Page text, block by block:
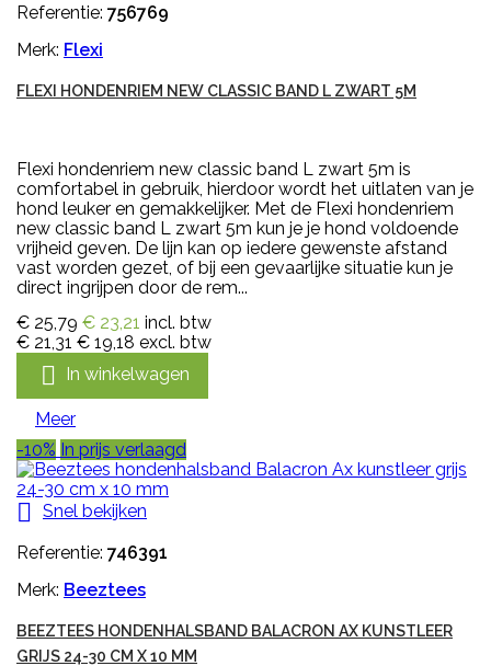
Referentie: 756769
Merk: Flexi
FLEXI HONDENRIEM NEW CLASSIC BAND L ZWART 5M
Flexi hondenriem new classic band L zwart 5m is
comfortabel in gebruik, hierdoor wordt het uitlaten van je
hond leuker en gemakkelijker. Met de Flexi hondenriem
new classic band L zwart 5m kun je je hond voldoende
vrijheid geven. De lijn kan op iedere gewenste afstand
vast worden gezet, of bij een gevaarlijke situatie kun je
direct ingrijpen door de rem...
€ 25,79 € 23,21 incl. btw
€ 21,31 € 19,18 excl. btw
 In winkelwagen
Meer
-10% In prijs verlaagd
 Snel bekijken
Referentie: 746391
Merk: Beeztees
BEEZTEES HONDENHALSBAND BALACRON AX KUNSTLEER
GRIJS 24-30 CM X 10 MM